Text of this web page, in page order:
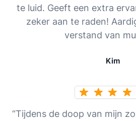
te luid. Geeft een extra
zeker aan te raden!
verstand van
Kim
“Tijdens de doop van mijn